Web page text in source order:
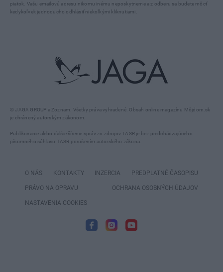
© JAGA GROUP a Zoznam. Všetky práva vyhradené. Obsah online magazínu Môjdom.sk
je chránený autorským zákonom.
Publikovanie alebo ďalšie šírenie správ zo zdrojov TASR je bez predchádzajúceho
písomného súhlasu TASR porušením autorského zákona.
piatok. Vašu emailovú adresu nikomu inému neposkytneme a z odberu sa budete môcť
kedykoľvek jednoducho odhlásiť niekoľkými kliknutiami.
O NÁS KONTAKTY INZERCIA PREDPLATNÉ ČASOPISU
PRÁVO NA OPRAVU OCHRANA OSOBNÝCH ÚDAJOV
NASTAVENIA COOKIES